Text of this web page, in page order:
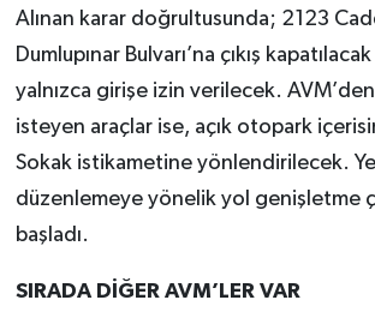
Alınan karar doğrultusunda; 2123
Dumlupınar Bulvarı’na çıkış
yalnızca girişe izin verilecek. AVM’den
isteyen araçlar ise, açık otopark
Sokak istikametine yönlendirilecek.
düzenlemeye yönelik yol genişletme
başladı.
SIRADA DİĞER AVM’LER VAR